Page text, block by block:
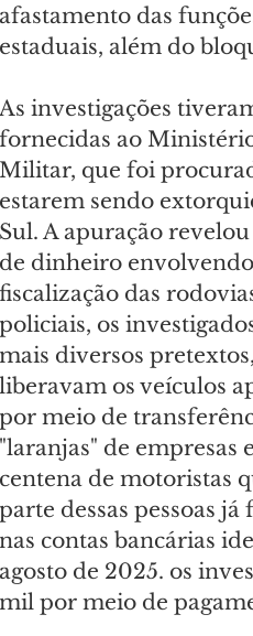
afastamento das
estaduais, além do
As investigações
fornecidas ao
Militar, que foi
estarem sendo
Sul. A apuração
de dinheiro
fiscalização das
policiais, os
mais diversos
liberavam os veículos
por meio de
"laranjas" de empresas
centena de motoristas
parte dessas pessoas
nas contas bancárias
agosto de 2025. os
mil por meio de